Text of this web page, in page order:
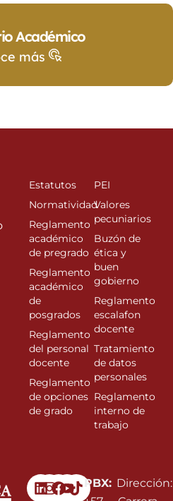
Académico
más
Linkedin
Instagram
Facebook
Youtube
PBX: Dirección:
Estatutos
Normatividad
Reglamento
académico
de pregrado
Reglamento
académico
de
posgrados
Reglamento
del personal
docente
Reglamento
de opciones
de grado
PEI
Valores
pecuniarios
Buzón de
ética y
buen
gobierno
Reglamento
escalafon
docente
Tratamiento
de datos
personales
Reglamento
interno de
trabajo